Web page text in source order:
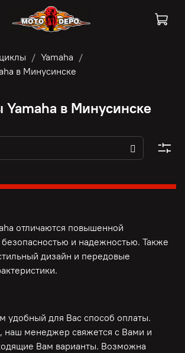
Yamaha
в Минусинске
в Минусинске
отличаются повышенной
и надежностью. Также
дизайн и передовые
для Вас способ оплаты.
наш менеджер свяжется с Вами и
Вам варианты. Возможна